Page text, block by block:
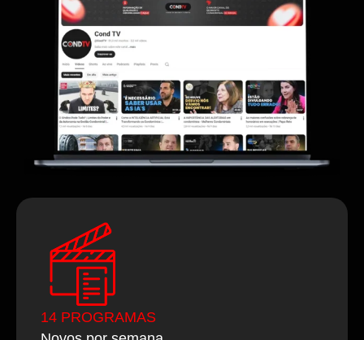
14 PROGRAMAS